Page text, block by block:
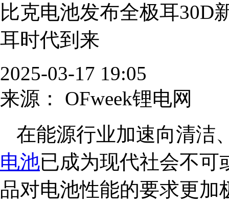
比克电池发布全极耳30D
耳时代到来
2025-03-17 19:05
来源：
OFweek锂电网
在能源行业加速向清洁
电池已成为现代社会不可
品对电池性能的要求更